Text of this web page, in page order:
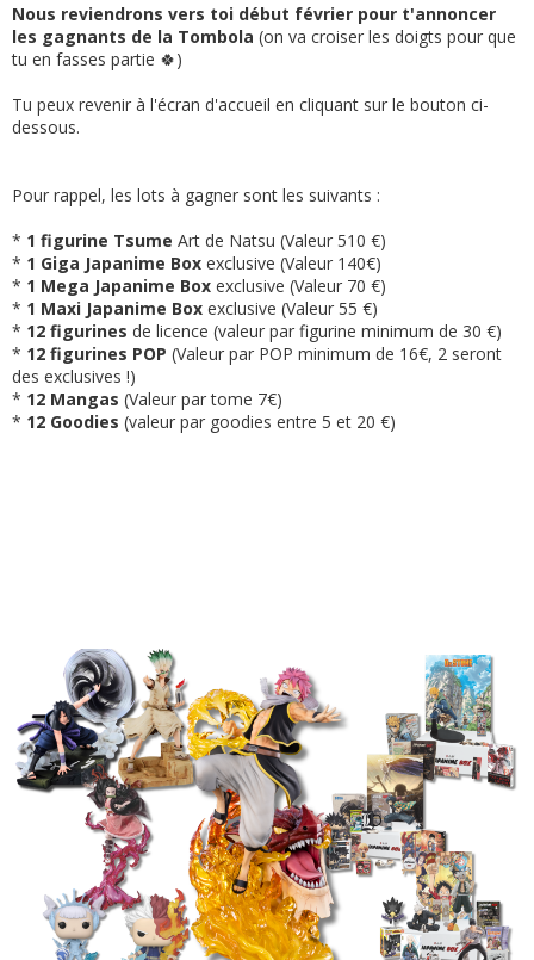
Nous reviendrons vers toi début février pour t'annoncer
les gagnants de la Tombola (on va croiser les doigts pour que
tu en fasses partie 🍀)
Tu peux revenir à l'écran d'accueil en cliquant sur le bouton ci-
dessous.
Pour rappel, les lots à gagner sont les suivants :
* 1 figurine Tsume Art de Natsu (Valeur 510 €)
* 1 Giga Japanime Box exclusive (Valeur 140€)
* 1 Mega Japanime Box exclusive (Valeur 70 €)
* 1 Maxi Japanime Box exclusive (Valeur 55 €)
* 12 figurines de licence (valeur par figurine minimum de 30 €)
* 12 figurines POP (Valeur par POP minimum de 16€, 2 seront
des exclusives !)
* 12 Mangas (Valeur par tome 7€)
* 12 Goodies (valeur par goodies entre 5 et 20 €)